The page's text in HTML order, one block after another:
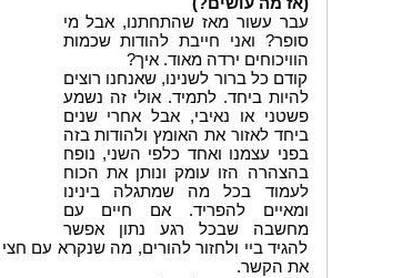
(אז מה עושים?)
עבר עשור מאז שהתחתנו, אבל מי
סופר? ואני חייבת להודות שכמות
הוויכוחים ירדה מאוד. איך?
קודם כל ברור לשנינו, שאנחנו רוצים
להיות ביחד. לתמיד. אולי זה נשמע
פשטני או נאיבי, אבל אחרי שנים
ביחד לאזור את האומץ ולהודות בזה
בפני עצמנו ואחד כלפי השני, נופח
בהצהרה הזו עומק ונותן את הכוח
לעמוד בכל מה שמתגלה בינינו
ומאיים להפריד. אם חיים עם
מחשבה שבכל רגע נתון אפשר
להגיד ביי ולחזור להורים, מה שנקרא עם